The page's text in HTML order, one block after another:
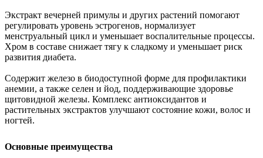
Экстракт вечерней примулы и других растений помогают
регулировать уровень эстрогенов, нормализует
менструальный цикл и уменьшает воспалительные процессы.
Хром в составе снижает тягу к сладкому и уменьшает риск
развития диабета.
Содержит железо в биодоступной форме для профилактики
анемии, а также селен и йод, поддерживающие здоровье
щитовидной железы. Комплекс антиоксидантов и
растительных экстрактов улучшают состояние кожи, волос и
ногтей.
Основные преимущества